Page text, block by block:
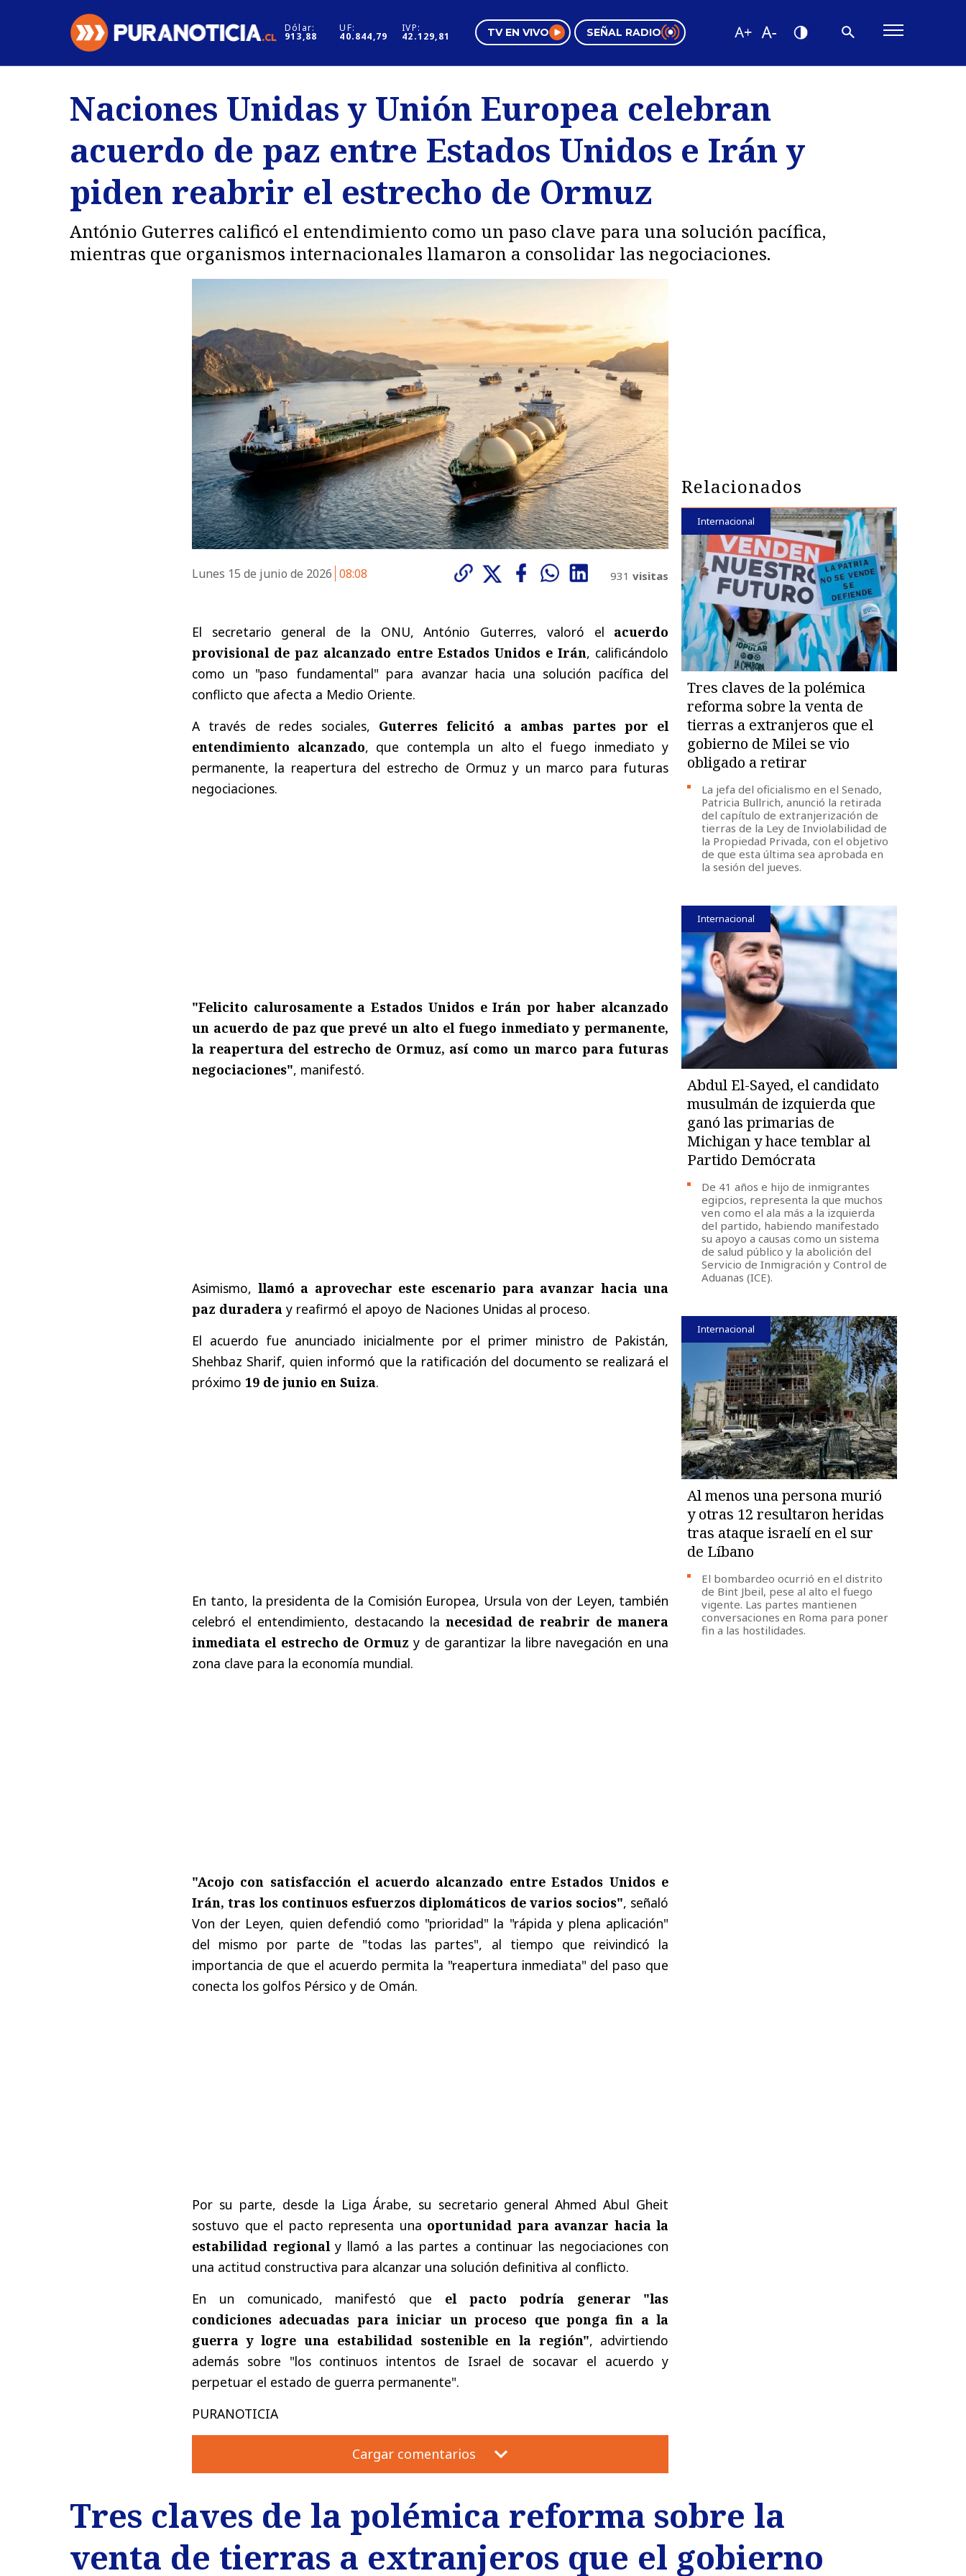
Dólar:
913,88
UF:
40.844,79
IVP:
42.129,81 TV EN VIVO SEÑAL RADIO
Regiones
Deportes
Internacional
Motores
Negocios
Pura Mujer
Tendencias
Videos
Naciones Unidas y Unión Europea celebran
acuerdo de paz entre Estados Unidos e Irán y
piden reabrir el estrecho de Ormuz
António Guterres calificó el entendimiento como un paso clave para una solución pacífica,
mientras que organismos internacionales llamaron a consolidar las negociaciones.
Lunes 15 de junio de 2026 08:08 931 visitas
El secretario general de la ONU, António Guterres, valoró el acuerdo
provisional de paz alcanzado entre Estados Unidos e Irán, calificándolo
como un "paso fundamental" para avanzar hacia una solución pacífica del
conflicto que afecta a Medio Oriente.
A través de redes sociales, Guterres felicitó a ambas partes por el
entendimiento alcanzado, que contempla un alto el fuego inmediato y
permanente, la reapertura del estrecho de Ormuz y un marco para futuras
negociaciones.
"Felicito calurosamente a Estados Unidos e Irán por haber alcanzado
un acuerdo de paz que prevé un alto el fuego inmediato y permanente,
la reapertura del estrecho de Ormuz, así como un marco para futuras
negociaciones", manifestó.
Asimismo, llamó a aprovechar este escenario para avanzar hacia una
paz duradera y reafirmó el apoyo de Naciones Unidas al proceso.
El acuerdo fue anunciado inicialmente por el primer ministro de Pakistán,
Shehbaz Sharif, quien informó que la ratificación del documento se realizará el
próximo 19 de junio en Suiza.
En tanto, la presidenta de la Comisión Europea, Ursula von der Leyen, también
celebró el entendimiento, destacando lanecesidad de reabrir de manera
inmediata el estrecho de Ormuz y de garantizar la libre navegación en una
zona clave para la economía mundial.
"Acojo con satisfacción el acuerdo alcanzado entre Estados Unidos e
Irán, tras los continuos esfuerzos diplomáticos de varios socios", señaló
Von der Leyen, quien defendió como "prioridad" la "rápida y plena aplicación"
del mismo por parte de "todas las partes", al tiempo que reivindicó la
importancia de que el acuerdo permita la "reapertura inmediata" del paso que
conecta los golfos Pérsico y de Omán.
Por su parte, desde la Liga Árabe, su secretario general Ahmed Abul Gheit
sostuvo que el pacto representa una oportunidad para avanzar hacia la
estabilidad regionaly llamó a las partes a continuar las negociaciones con
una actitud constructiva para alcanzar una solución definitiva al conflicto.
En un comunicado, manifestó que el pacto podría generar "las
condiciones adecuadas para iniciar un proceso que ponga fin a la
guerra y logre una estabilidad sostenible en la región", advirtiendo
además sobre "los continuos intentos de Israel de socavar el acuerdo y
perpetuar el estado de guerra permanente".
PURANOTICIA
Cargar comentarios
Relacionados
Internacional
Tres claves de la polémica
reforma sobre la venta de
tierras a extranjeros que el
gobierno de Milei se vio
obligado a retirar
La jefa del oficialismo en el Senado,
Patricia Bullrich, anunció la retirada
del capítulo de extranjerización de
tierras de la Ley de Inviolabilidad de
la Propiedad Privada, con el objetivo
de que esta última sea aprobada en
la sesión del jueves.
Internacional
Abdul El-Sayed, el candidato
musulmán de izquierda que
ganó las primarias de
Michigan y hace temblar al
Partido Demócrata
De 41 años e hijo de inmigrantes
egipcios, representa la que muchos
ven como el ala más a la izquierda
del partido, habiendo manifestado
su apoyo a causas como un sistema
de salud público y la abolición del
Servicio de Inmigración y Control de
Aduanas (ICE).
Internacional
Al menos una persona murió
y otras 12 resultaron heridas
tras ataque israelí en el sur
de Líbano
El bombardeo ocurrió en el distrito
de Bint Jbeil, pese al alto el fuego
vigente. Las partes mantienen
conversaciones en Roma para poner
fin a las hostilidades.
Tres claves de la polémica reforma sobre la
venta de tierras a extranjeros que el gobierno